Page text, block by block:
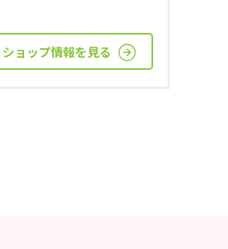
ショップ情報を見る